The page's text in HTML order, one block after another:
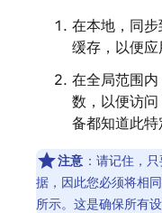
在本地，同
缓存，以便应
在全局范围
数，以便访问
备都知道此特
注意 ：请记住，
据，因此您必须将相
所示。这是确保所有